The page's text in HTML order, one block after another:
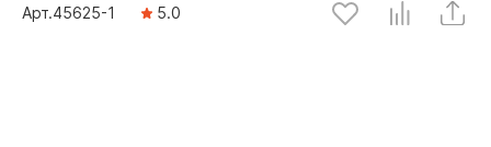
Арт.45625-1 5.0